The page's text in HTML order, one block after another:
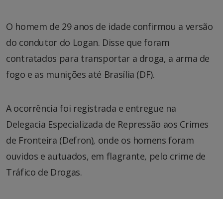
O homem de 29 anos de idade confirmou a versão
do condutor do Logan. Disse que foram
contratados para transportar a droga, a arma de
fogo e as munições até Brasília (DF).
A ocorrência foi registrada e entregue na
Delegacia Especializada de Repressão aos Crimes
de Fronteira (Defron), onde os homens foram
ouvidos e autuados, em flagrante, pelo crime de
Tráfico de Drogas.